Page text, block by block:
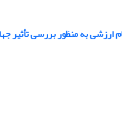
به منظور بررسی تأثیر